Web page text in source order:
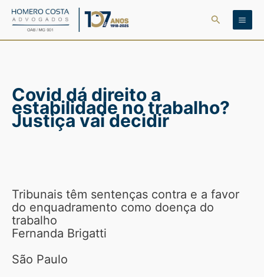
para
Pesquisar
Covid dá direito a
estabilidade no trabalho?
Justiça vai decidir
Tribunais têm sentenças contra e a favor
do enquadramento como doença do
trabalho
Fernanda Brigatti
São Paulo